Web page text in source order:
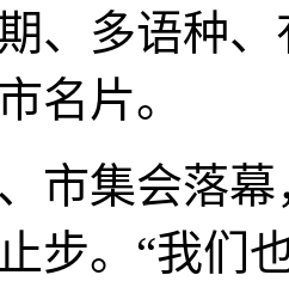
、多语种
名片。
集会落幕
步。“我们